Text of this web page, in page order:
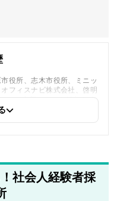
役所、志木市役所、ミニッ
フィスナビ株式会社、啓明
への内部リンクを追加しま
社会人経験者採